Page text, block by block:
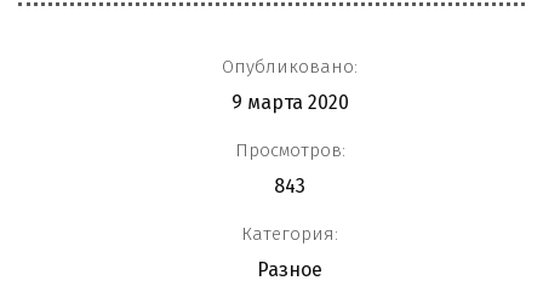
Опубликовано:
9 марта 2020
Просмотров:
843
Категория:
Разное